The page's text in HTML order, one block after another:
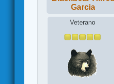
Garcia
Veterano